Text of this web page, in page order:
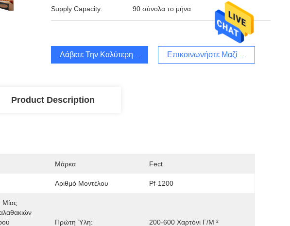
Supply Capacity: 90 σύνολα το μήνα
Λάβετε Την Καλύτερη Τιμή Επικοινωνήστε Μαζί Μας
Product Description
Μάρκα Fect
Αριθμό Μοντέλου Pf-1200
Πρώτη Ύλη: 200-600 Χαρτόνι Γ/μ ²